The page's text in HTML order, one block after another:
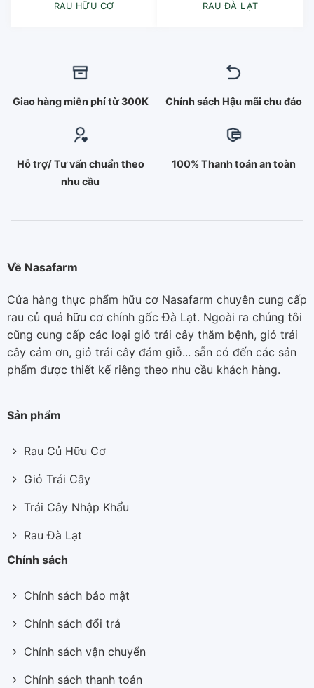
RAU HỮU CƠ RAU ĐÀ LẠT
Giao hàng miễn phí từ 300K Chính sách Hậu mãi chu đáo
Hỗ trợ/ Tư vấn chuẩn theo
nhu cầu
100% Thanh toán an toàn
Về Nasafarm
Cửa hàng thực phẩm hữu cơ Nasafarm chuyên cung cấp
rau củ quả hữu cơ chính gốc Đà Lạt. Ngoài ra chúng tôi
cũng cung cấp các loại giỏ trái cây thăm bệnh, giỏ trái
cây cảm ơn, giỏ trái cây đám giỗ... sẵn có đến các sản
phẩm được thiết kế riêng theo nhu cầu khách hàng.
Sản phẩm
Rau Củ Hữu Cơ
Giỏ Trái Cây
Trái Cây Nhập Khẩu
Rau Đà Lạt
Chính sách
Chính sách bảo mật
Chính sách đổi trả
Chính sách vận chuyển
Chính sách thanh toán